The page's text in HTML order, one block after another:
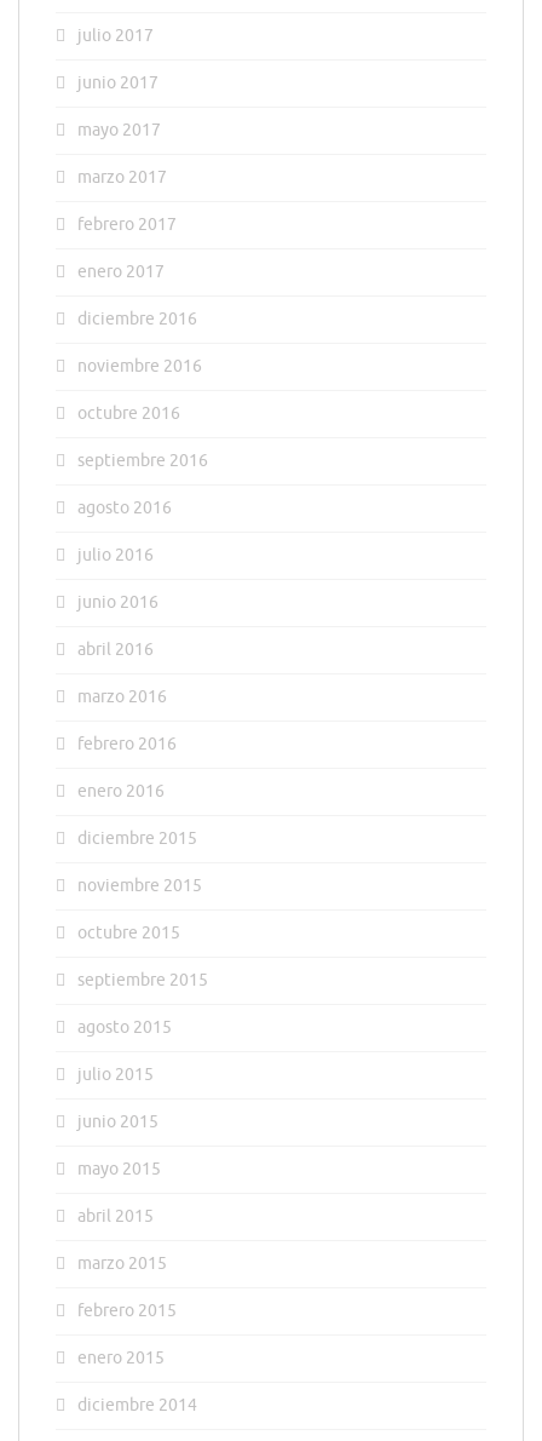
julio 2017
junio 2017
mayo 2017
marzo 2017
febrero 2017
enero 2017
diciembre 2016
noviembre 2016
octubre 2016
septiembre 2016
agosto 2016
julio 2016
junio 2016
abril 2016
marzo 2016
febrero 2016
enero 2016
diciembre 2015
noviembre 2015
octubre 2015
septiembre 2015
agosto 2015
julio 2015
junio 2015
mayo 2015
abril 2015
marzo 2015
febrero 2015
enero 2015
diciembre 2014